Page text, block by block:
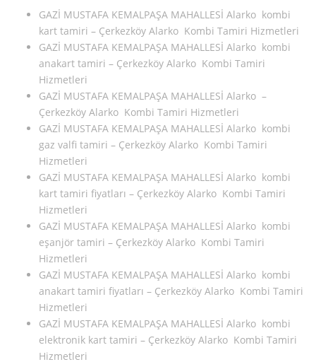
GAZİ MUSTAFA KEMALPAŞA MAHALLESİ Alarko kombi
kart tamiri – Çerkezköy Alarko Kombi Tamiri Hizmetleri
GAZİ MUSTAFA KEMALPAŞA MAHALLESİ Alarko kombi
anakart tamiri – Çerkezköy Alarko Kombi Tamiri
Hizmetleri
GAZİ MUSTAFA KEMALPAŞA MAHALLESİ Alarko –
Çerkezköy Alarko Kombi Tamiri Hizmetleri
GAZİ MUSTAFA KEMALPAŞA MAHALLESİ Alarko kombi
gaz valfi tamiri – Çerkezköy Alarko Kombi Tamiri
Hizmetleri
GAZİ MUSTAFA KEMALPAŞA MAHALLESİ Alarko kombi
kart tamiri fiyatları – Çerkezköy Alarko Kombi Tamiri
Hizmetleri
GAZİ MUSTAFA KEMALPAŞA MAHALLESİ Alarko kombi
eşanjör tamiri – Çerkezköy Alarko Kombi Tamiri
Hizmetleri
GAZİ MUSTAFA KEMALPAŞA MAHALLESİ Alarko kombi
anakart tamiri fiyatları – Çerkezköy Alarko Kombi Tamiri
Hizmetleri
GAZİ MUSTAFA KEMALPAŞA MAHALLESİ Alarko kombi
elektronik kart tamiri – Çerkezköy Alarko Kombi Tamiri
Hizmetleri